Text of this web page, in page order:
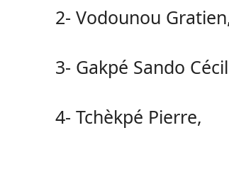
2- Vodounou
3- Gakpé Sando
4- Tchèkpé Pierre,